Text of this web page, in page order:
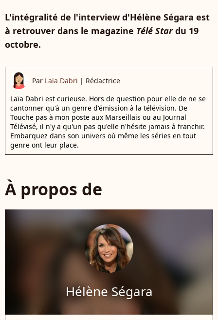
L'intégralité de l'interview d'Hélène Ségara est
à retrouver dans le magazine Télé Stardu 19
octobre.
Par Laïa Dabri | Rédactrice
Laïa Dabri est curieuse. Hors de question pour elle de ne se
cantonner qu'à un genre d'émission à la télévision. De
Touche pas à mon poste aux Marseillais ou au Journal
Télévisé, il n'y a qu'un pas qu'elle n'hésite jamais à franchir.
Embarquez dans son univers où même les séries en tout
genre ont leur place.
À propos de
Hélène Ségara